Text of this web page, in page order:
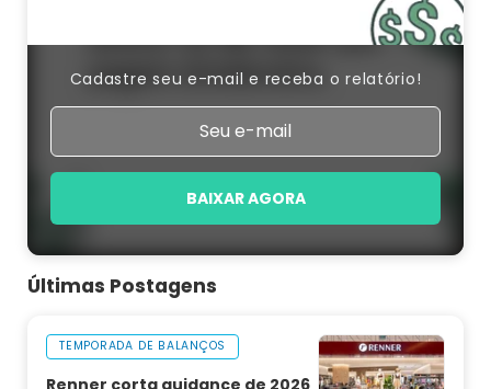
Cadastre seu e-mail e receba o relatório!
BAIXAR AGORA
Últimas Postagens
TEMPORADA DE BALANÇOS
Renner corta guidance de 2026